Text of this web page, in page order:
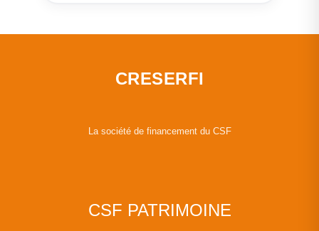
CRESERFI
La société de financement du CSF
CSF PATRIMOINE